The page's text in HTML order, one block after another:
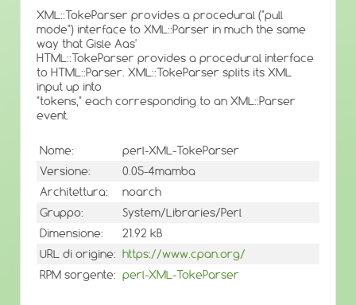
XML::TokeParser provides a procedural ("pull
mode") interface to XML::Parser in much the same
way that Gisle Aas'
HTML::TokeParser provides a procedural interface
to HTML::Parser. XML::TokeParser splits its XML
input up into
"tokens," each corresponding to an XML::Parser
event.
Nome:
perl-XML-TokeParser
Versione:
0.05-4mamba
Architettura:
noarch
Gruppo:
System/Libraries/Perl
Dimensione:
21.92 kB
URL di origine: https://www.cpan.org/
RPM sorgente: perl-XML-TokeParser